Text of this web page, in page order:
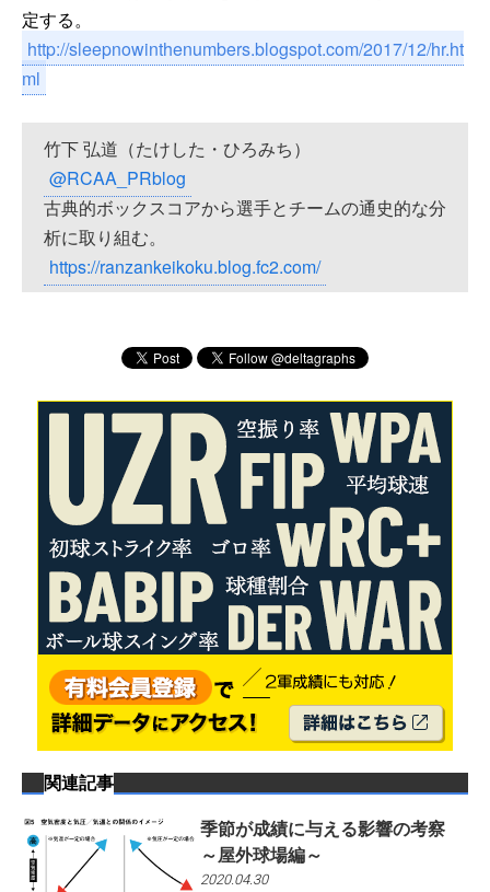
定する。
http://sleepnowinthenumbers.blogspot.com/2017/12/hr.ht
ml
竹下 弘道（たけした・ひろみち）
@RCAA_PRblog
古典的ボックスコアから選手とチームの通史的な分
析に取り組む。
https://ranzankeikoku.blog.fc2.com/
関連記事
季節が成績に与える影響の考察
～屋外球場編～
2020.04.30